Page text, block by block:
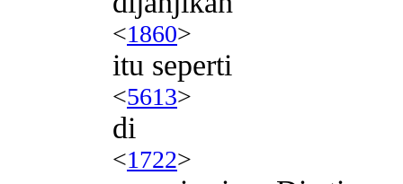
<1860>
itu seperti
<5613>
di
<1722>